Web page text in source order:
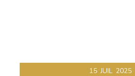
15 JUIL 2025